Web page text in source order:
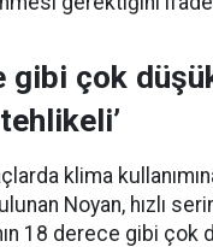
gibi çok
klima
Noyan, hızlı
18 derece gibi çok